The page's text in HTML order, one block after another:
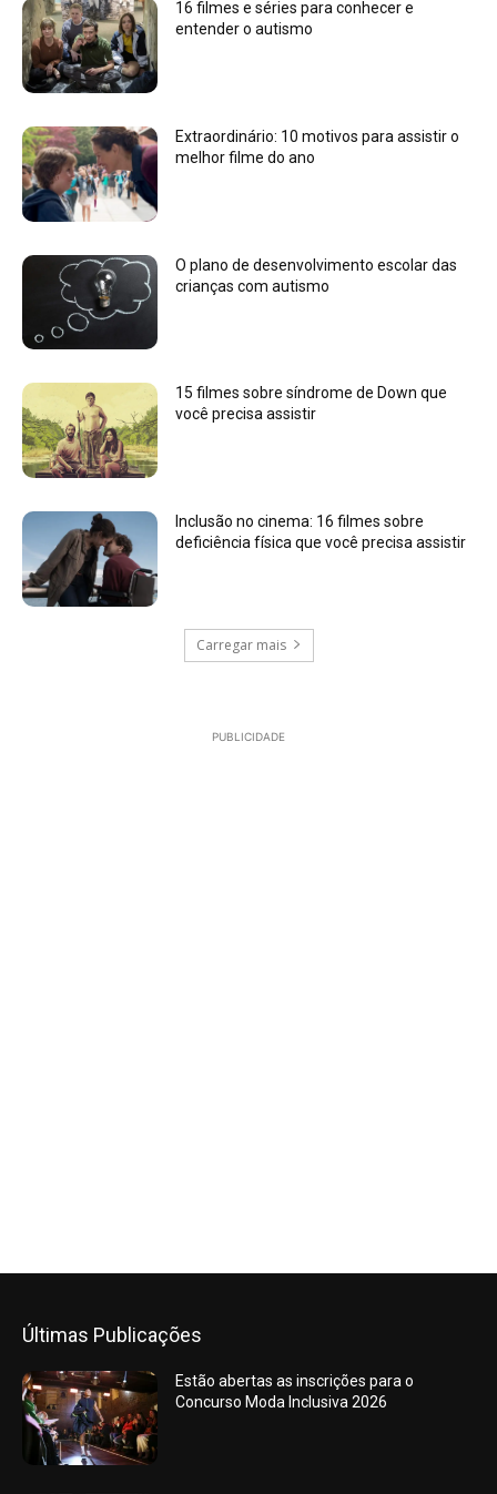
16 filmes e séries para conhecer e
entender o autismo
Extraordinário: 10 motivos para assistir o
melhor filme do ano
O plano de desenvolvimento escolar das
crianças com autismo
15 filmes sobre síndrome de Down que
você precisa assistir
Inclusão no cinema: 16 filmes sobre
deficiência física que você precisa assistir
Carregar mais
PUBLICIDADE
Últimas Publicações
Estão abertas as inscrições para o
Concurso Moda Inclusiva 2026